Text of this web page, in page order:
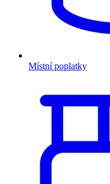
Místní poplatky